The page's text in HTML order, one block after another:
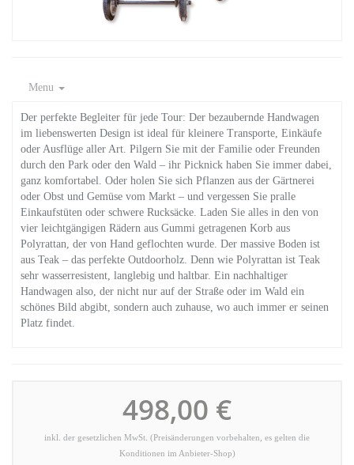
Menu
Der perfekte Begleiter für jede Tour: Der bezaubernde Handwagen
im liebenswerten Design ist ideal für kleinere Transporte, Einkäufe
oder Ausflüge aller Art. Pilgern Sie mit der Familie oder Freunden
durch den Park oder den Wald – ihr Picknick haben Sie immer dabei,
ganz komfortabel. Oder holen Sie sich Pflanzen aus der Gärtnerei
oder Obst und Gemüse vom Markt – und vergessen Sie pralle
Einkaufstüten oder schwere Rucksäcke. Laden Sie alles in den von
vier leichtgängigen Rädern aus Gummi getragenen Korb aus
Polyrattan, der von Hand geflochten wurde. Der massive Boden ist
aus Teak – das perfekte Outdoorholz. Denn wie Polyrattan ist Teak
sehr wasserresistent, langlebig und haltbar. Ein nachhaltiger
Handwagen also, der nicht nur auf der Straße oder im Wald ein
schönes Bild abgibt, sondern auch zuhause, wo auch immer er seinen
Platz findet.
498,00 €
inkl. der gesetzlichen MwSt. (Preisänderungen vorbehalten, es gelten die
Konditionen im Anbieter-Shop)